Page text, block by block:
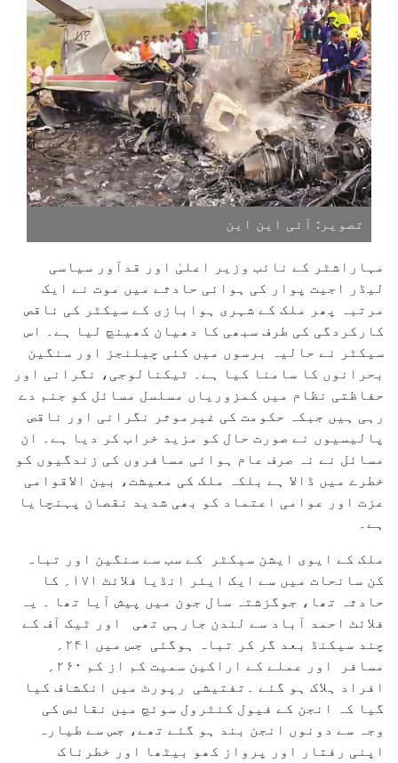
تصویر: آئی این این
مہاراشٹر کے نائب وزیر اعلیٰ اور قدآور سیاسی
لیڈر اجیت پوار کی ہوائی حادثے میں موت نے ایک
مرتبہ پھر ملک کے شہری ہوابازی کے سیکٹر کی ناقص
کارکردگی کی طرف سبھی کا دھیان کھینچ لیا ہے۔ اس
سیکٹر نے حالیہ برسوں میں کئی چیلنجز اور سنگین
بحرانوں کا سامنا کیا ہے۔ ٹیکنالوجی، نگرانی اور
حفاظتی نظام میں کمزوریاں مسلسل مسائل کو جنم دے
رہی ہیں جبکہ حکومت کی غیرموثر نگرانی اور ناقص
پالیسیوں نے صورت حال کو مزید خراب کر دیا ہے۔ ان
مسائل نے نہ صرف عام ہوائی مسافروں کی زندگیوں کو
خطرے میں ڈالا ہے بلکہ ملک کی معیشت، بین الاقوامی
عزت اور عوامی اعتماد کو بھی شدید نقصان پہنچایا
ہے۔
ملک کے ایوی ایشن سیکٹر کے سب سے سنگین اور تباہ
کن سانحات میں سے ایک ایئر انڈیا فلائٹ ۱۷۱؍ کا
حادثہ تھا، جوگزشتہ سال جون میں پیش آیا تھا ۔ یہ
فلائٹ احمد آباد سے لندن جارہی تھی اور ٹیک آف کے
افراد ہلاک ہو گئے ۔تفتیشی رپورٹ میں انکشاف کیا
گیا کہ انجن کے فیول کنٹرول سوئچ میں نقائص کی
وجہ سے دونوں انجن بند ہو گئے تھے، جس سے طیارہ
اپنی رفتار اور پرواز کھو بیٹھا اور خطرناک